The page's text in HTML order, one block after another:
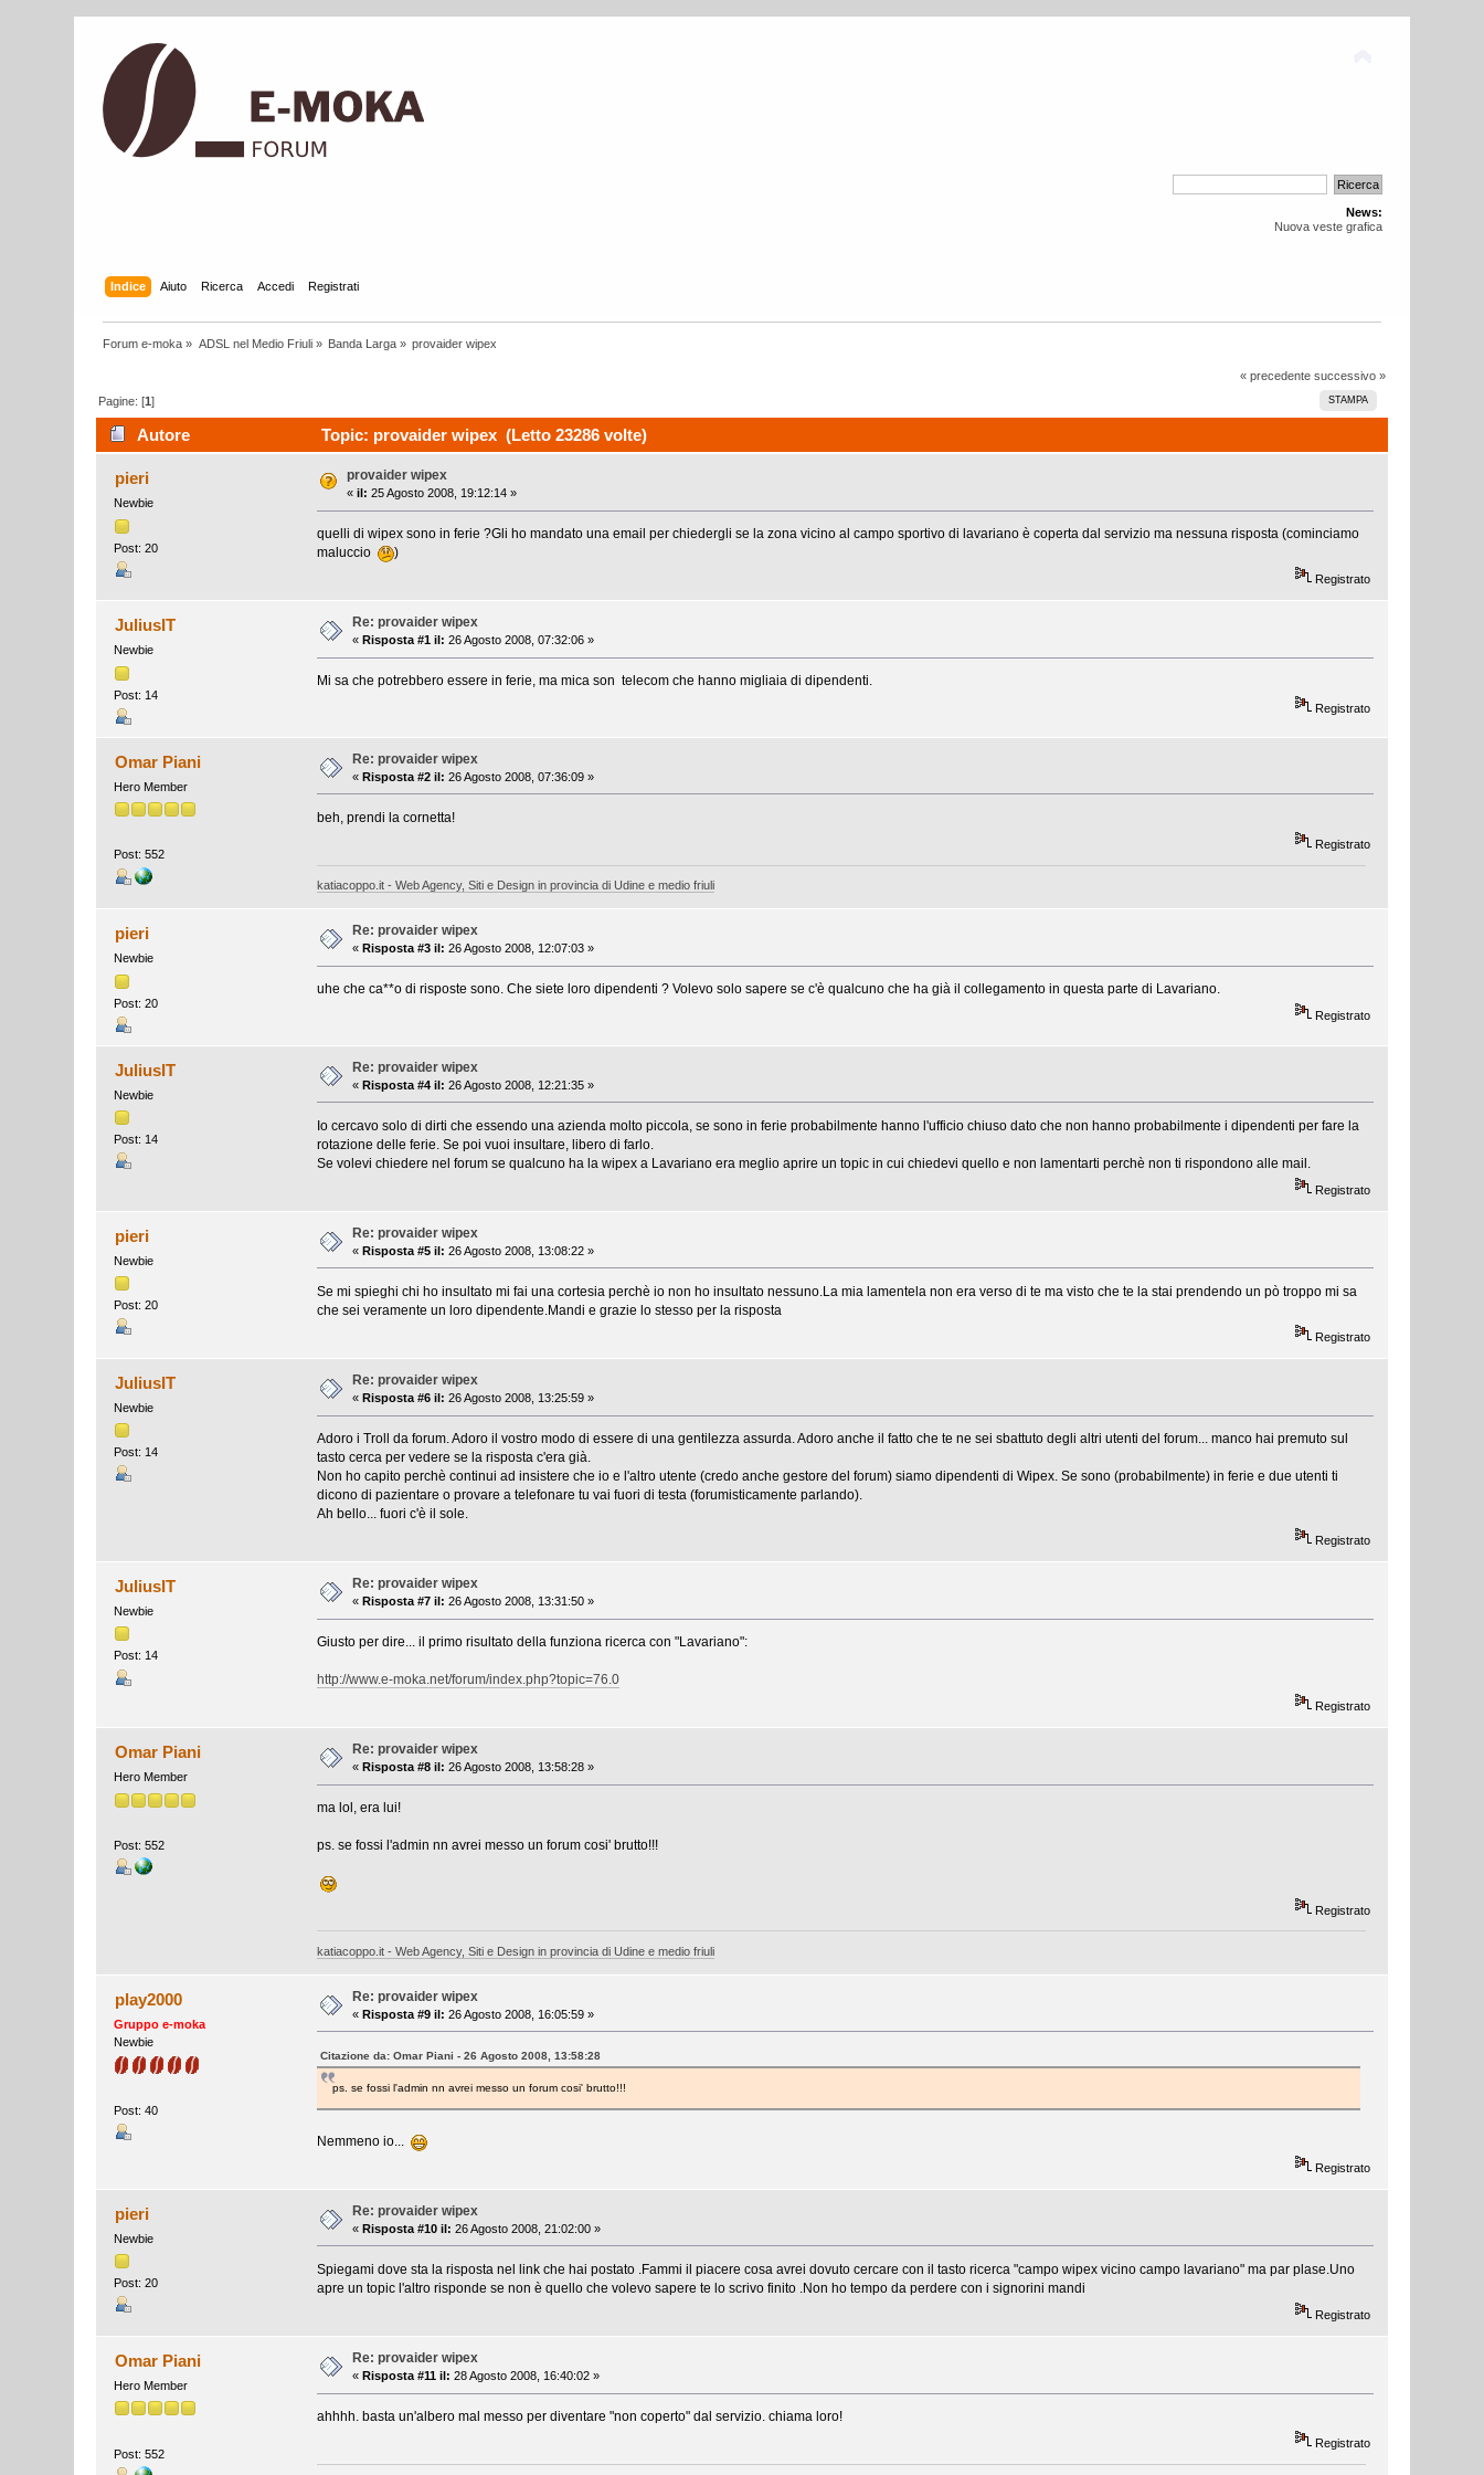
News:
Nuova veste grafica
Indice Aiuto Ricerca Accedi Registrati
Forum e-moka » ADSL nel Medio Friuli» Banda Larga » provaider wipex
« precedente successivo »
STAMPA
Pagine: [1]
Autore Topic: provaider wipex (Letto 23286 volte)
pieri
Newbie
Post: 20
provaider wipex
«il: 25 Agosto 2008, 19:12:14 »
quelli di wipex sono in ferie ?Gli ho mandato una email per chiedergli se la zona vicino al campo sportivo di lavariano è coperta dal servizio ma nessuna risposta (cominciamo
maluccio
)
Registrato
JuliusIT
Newbie
Post: 14
Re: provaider wipex
« Risposta #1 il: 26 Agosto 2008, 07:32:06 »
Mi sa che potrebbero essere in ferie, ma mica son telecom che hanno migliaia di dipendenti.
Registrato
Omar Piani
Hero Member
Post: 552
Re: provaider wipex
«Risposta #2 il: 26 Agosto 2008, 07:36:09 »
beh, prendi la cornetta!
Registrato
katiacoppo.it - Web Agency, Siti e Design in provincia di Udine e medio friuli
pieri
Newbie
Post: 20
Re: provaider wipex
« Risposta #3 il: 26 Agosto 2008, 12:07:03 »
uhe che ca**o di risposte sono. Che siete loro dipendenti ? Volevo solo sapere se c'è qualcuno che ha già il collegamento in questa parte di Lavariano.
Registrato
JuliusIT
Newbie
Post: 14
Re: provaider wipex
«Risposta #4 il: 26 Agosto 2008, 12:21:35 »
Io cercavo solo di dirti che essendo una azienda molto piccola, se sono in ferie probabilmente hanno l'ufficio chiuso dato che non hanno probabilmente i dipendenti per fare la
rotazione delle ferie. Se poi vuoi insultare, libero di farlo.
Se volevi chiedere nel forum se qualcuno ha la wipex a Lavariano era meglio aprire un topic in cui chiedevi quello e non lamentarti perchè non ti rispondono alle mail.
Registrato
pieri
Newbie
Post: 20
Re: provaider wipex
«Risposta #5 il: 26 Agosto 2008, 13:08:22 »
Se mi spieghi chi ho insultato mi fai una cortesia perchè io non ho insultato nessuno.La mia lamentela non era verso di te ma visto che te la stai prendendo un pò troppo mi sa
che sei veramente un loro dipendente.Mandi e grazie lo stesso per la risposta
Registrato
JuliusIT
Newbie
Post: 14
Re: provaider wipex
«Risposta #6 il: 26 Agosto 2008, 13:25:59 »
Adoro i Troll da forum. Adoro il vostro modo di essere di una gentilezza assurda. Adoro anche il fatto che te ne sei sbattuto degli altri utenti del forum... manco hai premuto sul
tasto cerca per vedere se la risposta c'era già.
Non ho capito perchè continui ad insistere che io e l'altro utente (credo anche gestore del forum) siamo dipendenti di Wipex. Se sono (probabilmente) in ferie e due utenti ti
dicono di pazientare o provare a telefonare tu vai fuori di testa (forumisticamente parlando).
Ah bello... fuori c'è il sole.
Registrato
JuliusIT
Newbie
Post: 14
Re: provaider wipex
« Risposta #7 il: 26 Agosto 2008, 13:31:50 »
Giusto per dire... il primo risultato della funziona ricerca con "Lavariano":
http://www.e-moka.net/forum/index.php?topic=76.0
Registrato
Omar Piani
Hero Member
Post: 552
Re: provaider wipex
« Risposta #8 il: 26 Agosto 2008, 13:58:28 »
ma lol, era lui!
ps. se fossi l'admin nn avrei messo un forum cosi' brutto!!!
Registrato
katiacoppo.it - Web Agency, Siti e Design in provincia di Udine e medio friuli
play2000
Gruppo e-moka
Newbie
Post: 40
Re: provaider wipex
«Risposta #9 il: 26 Agosto 2008, 16:05:59 »
Citazione da: Omar Piani - 26 Agosto 2008, 13:58:28
ps. se fossi l'admin nn avrei messo un forum cosi' brutto!!!
Nemmeno io...
Registrato
pieri
Newbie
Post: 20
Re: provaider wipex
«Risposta #10 il: 26 Agosto 2008, 21:02:00 »
Spiegami dove sta la risposta nel link che hai postato .Fammi il piacere cosa avrei dovuto cercare con il tasto ricerca "campo wipex vicino campo lavariano" ma par plase.Uno
apre un topic l'altro risponde se non è quello che volevo sapere te lo scrivo finito .Non ho tempo da perdere con i signorini mandi
Registrato
Omar Piani
Hero Member
Post: 552
Re: provaider wipex
«Risposta #11 il: 28 Agosto 2008, 16:40:02 »
ahhhh. basta un'albero mal messo per diventare "non coperto" dal servizio. chiama loro!
Registrato